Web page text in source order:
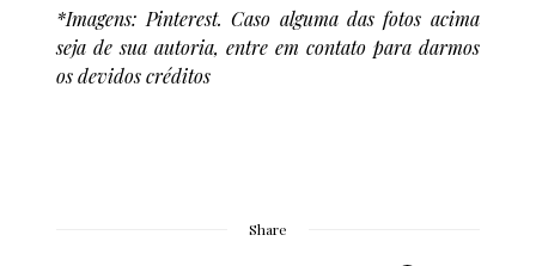
*Imagens: Pinterest. Caso alguma das fotos acima
seja de sua autoria, entre em contato para darmos
os devidos créditos
Share